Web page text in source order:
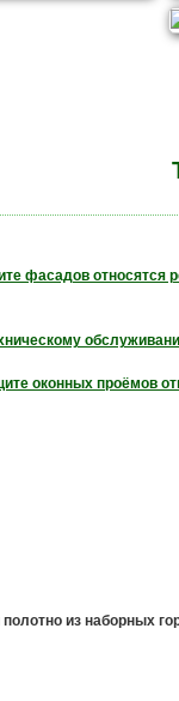
фасадов
оконных проёмов
из наборных